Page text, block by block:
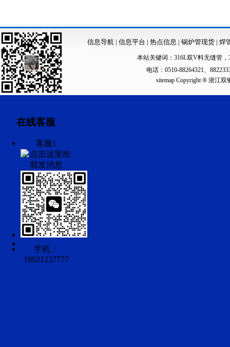
信息导航| 信息平台 | 热点信息 | 锅炉管现货 | 焊
本站关键词： 316L双V料无缝管 ，
电话：0510-88264321、
sitemapCopyright ® 浙江双
在线客服
客服1
手机：
18921237777